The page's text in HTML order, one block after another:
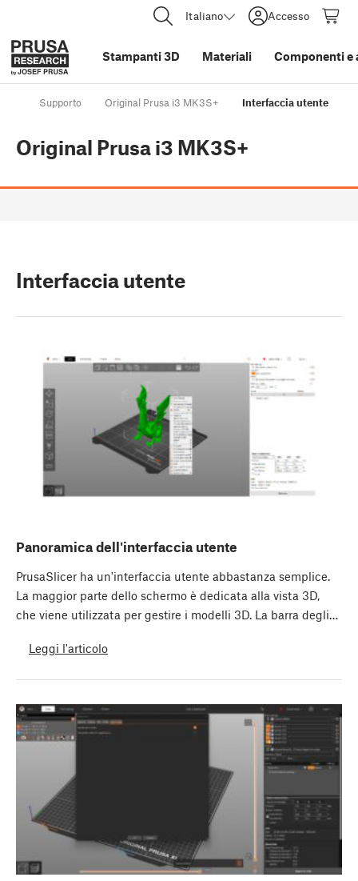
Italiano Accesso
Stampanti 3D Materiali Componenti e
Supporto Original Prusa i3 MK3S+ Interfaccia utente
Original Prusa i3 MK3S+
Interfaccia utente
Panoramica dell'interfaccia utente
PrusaSlicer ha un'interfaccia utente abbastanza semplice.
La maggior parte dello schermo è dedicata alla vista 3D,
che viene utilizzata per gestire i modelli 3D. La barra degli…
Leggi l'articolo